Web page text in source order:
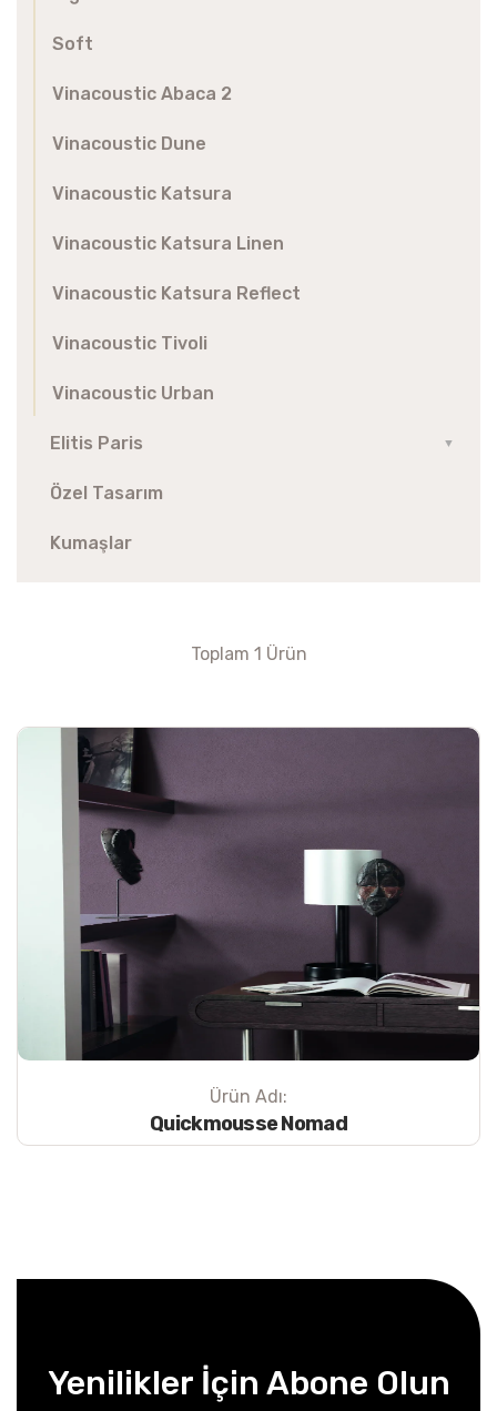
Soft
Vinacoustic Abaca 2
Vinacoustic Dune
Vinacoustic Katsura
Vinacoustic Katsura Linen
Vinacoustic Katsura Reflect
Vinacoustic Tivoli
Vinacoustic Urban
Elitis Paris ▼
Özel Tasarım
Kumaşlar
Toplam 1 Ürün
Ürün Adı:
Quickmousse Nomad
Yenilikler İçin Abone Olun